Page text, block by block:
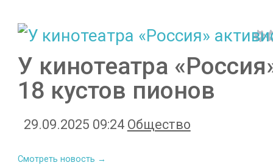
У кинотеатра
18 кустов пионов
29.09.2025 09:24 Общество
Смотреть новость →